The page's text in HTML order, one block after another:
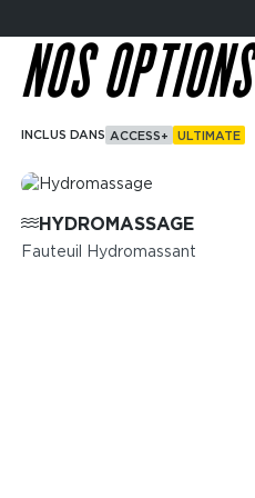
NOS OPTIONS
INCLUS DANS ACCESS+ ULTIMATE
Image
HYDROMASSAGE
Fauteuil Hydromassant